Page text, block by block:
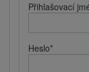
Přihlašovací
Heslo*